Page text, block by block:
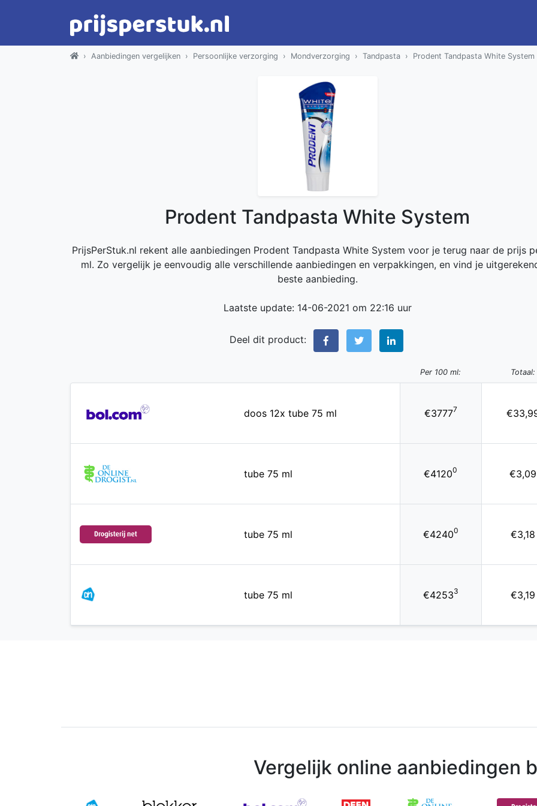
Aanbiedingen vergelijken Persoonlijke verzorging Mondverzorging Tandpasta Prodent Tandpasta White System
Prodent Tandpasta White System
PrijsPerStuk.nl rekent alle aanbiedingen Prodent Tandpasta White System voor je terug naar de prijs
ml. Zo vergelijk je eenvoudig alle verschillende aanbiedingen en verpakkingen, en vind je
beste aanbieding.
Laatste update: 14-06-2021 om 22:16 uur
Deel dit product:
Per 100 ml: Totaal:
doos 12x tube 75 ml €37777
tube 75 ml €41200 €3,09
tube 75 ml €42400 €3,18
tube 75 ml €42533 €3,19
Vergelijk online aanbiedingen